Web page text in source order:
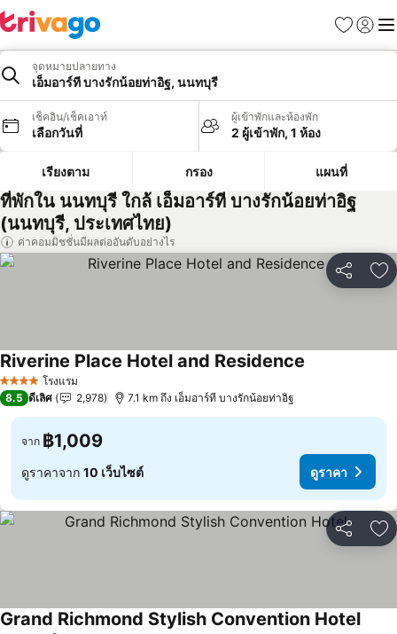
รายการโป
เข้าสู่ร
เมนู
จุดหมายปลายทาง
เอ็มอาร์ที บางรักน้อยท่าอิฐ, นนทบุรี
เช็คอิน/เช็คเอาท์
เลือกวันที่
ผู้เข้าพักและห้องพัก
2 ผู้เข้าพัก, 1 ห้อง
เรียงตาม กรอง แผนที่
ที่พักใน นนทบุรี ใกล้ เอ็มอาร์ที บางรักน้อยท่าอิฐ
(นนทบุรี, ประเทศไทย)
ค่าคอมมิชชั่นมีผลต่ออันดับอย่างไร
แชร์ เ
4 ดาว โรงแรม
Riverine Place Hotel and Residence
8.5 ดีเลิศ 2,978 7.1 km ถึง เอ็มอาร์ที บางรักน้อยท่าอิฐ
จาก ฿1,009
ดูราคาจาก 10 เว็บไซต์ ดูราคา
แชร์ เ
Grand Richmond Stylish Convention Hotelดูราค